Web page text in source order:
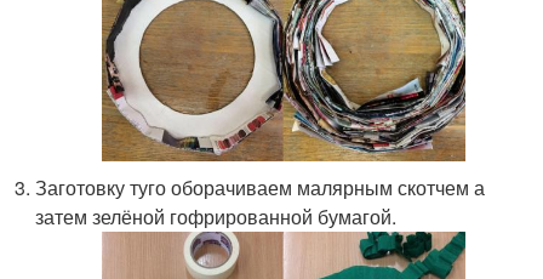
Заготовку туго оборачиваем малярным скотчем а
затем зелёной гофрированной бумагой.